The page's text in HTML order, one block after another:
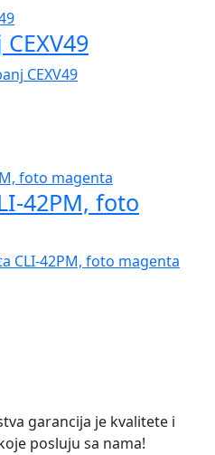
CEXV49
42PM, foto
CLI-42PM, foto magenta
garancija je kvalitete i
posluju sa nama!